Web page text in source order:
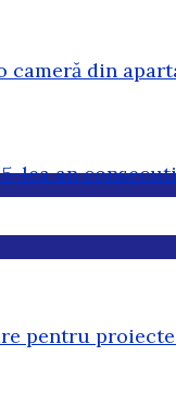
cameră din
lea an
pentru